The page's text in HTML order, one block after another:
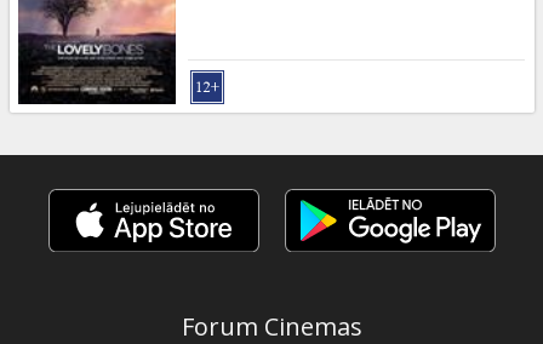
B2B
Клуб
Forum Cinemas